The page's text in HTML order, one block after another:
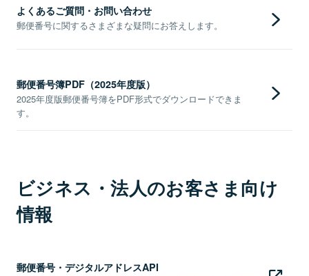
よくあるご質問・お問い合わせ
郵便番号に関するさまざまな疑問にお答えします。
郵便番号簿PDF（2025年度版）
2025年度版郵便番号簿をPDF形式でダウンロードできま
す。
ビジネス・法人のお客さま向け
情報
郵便番号・デジタルアドレスAPI